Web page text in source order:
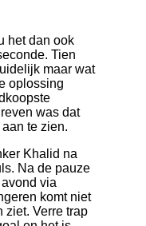
het dan ook
Tien
maar wat
oplossing
was dat
te zien.
Khalid na
Na de pauze
via
komt niet
ziet. Verre trap